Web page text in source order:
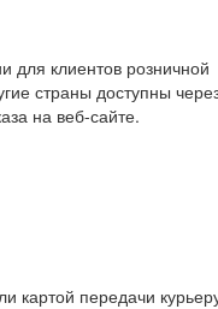
для клиентов розничной
страны доступны
на веб-сайте.
картой передачи